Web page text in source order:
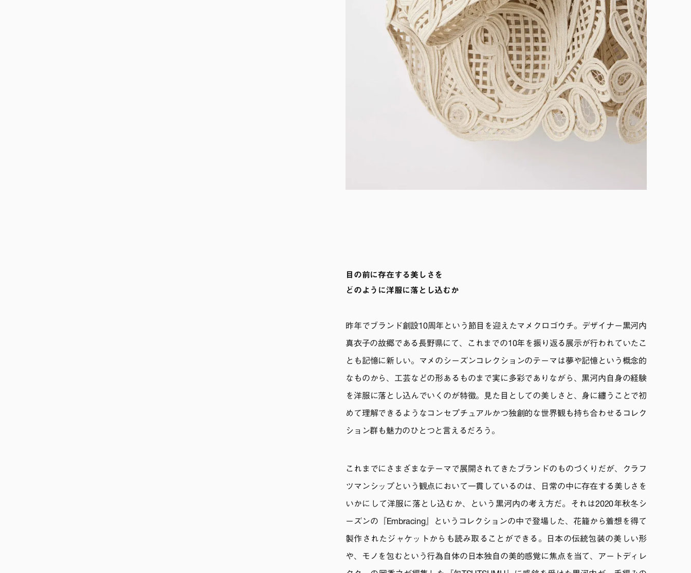
目の前に存在する美しさを
どのように洋服に落とし込むか
昨年でブランド創設10周年という節目を迎えたマメクロゴウチ。デザイナー黒河内
真衣子の故郷である長野県にて、これまでの10年を振り返る展示が行われていたこ
とも記憶に新しい。マメのシーズンコレクションのテーマは夢や記憶という概念的
なものから、工芸などの形あるものまで実に多彩でありながら、黒河内自身の経験
を洋服に落とし込んでいくのが特徴。見た目としての美しさと、身に纏うことで初
めて理解できるようなコンセプチュアルかつ独創的な世界観も持ち合わせるコレク
ション群も魅力のひとつと言えるだろう。
これまでにさまざまなテーマで展開されてきたブランドのものづくりだが、クラフ
ツマンシップという観点において一貫しているのは、日常の中に存在する美しさを
いかにして洋服に落とし込むか、という黒河内の考え方だ。それは2020年秋冬シ
ーズンの『Embracing』というコレクションの中で登場した、花籠から着想を得て
製作されたジャケットからも読み取ることができる。日本の伝統包装の美しい形
や、モノを包むという行為自体の日本独自の美的感覚に焦点を当て、アートディレ